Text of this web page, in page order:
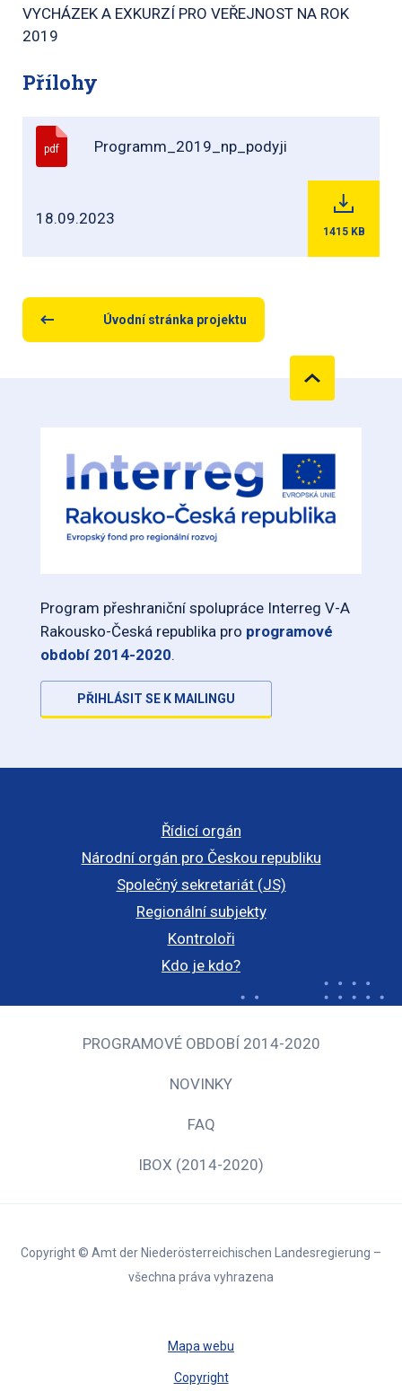
VYCHÁZEK A EXKURZÍ PRO VEŘEJNOST NA ROK
2019
Přílohy
pdf Programm_2019_np_podyji
18.09.2023
1415 KB
Úvodní stránka projektu
Program přeshraniční spolupráce Interreg V-A
Rakousko-Česká republika pro programové
období 2014-2020.
PŘIHLÁSIT SE K MAILINGU
Řídicí orgán
Národní orgán pro Českou republiku
Společný sekretariát (JS)
Regionální subjekty
Kontroloři
Kdo je kdo?
PROGRAMOVÉ OBDOBÍ 2014-2020
NOVINKY
FAQ
IBOX (2014-2020)
Copyright © Amt der Niederösterreichischen Landesregierung –
všechna práva vyhrazena
Mapa webu
Copyright